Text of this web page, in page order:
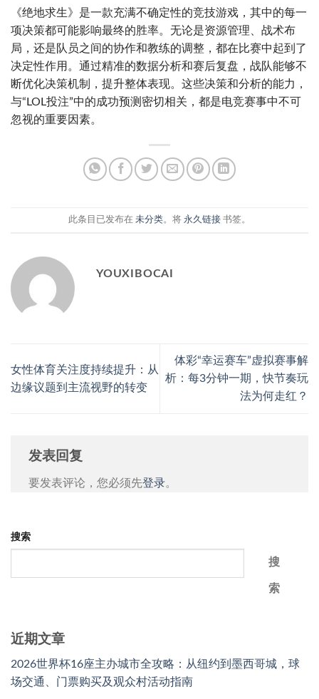
《绝地求生》是一款充满不确定性的竞技游戏，其中的每一
项决策都可能影响最终的胜率。无论是资源管理、战术布
局，还是队员之间的协作和教练的调整，都在比赛中起到了
决定性作用。通过精准的数据分析和赛后复盘，战队能够不
断优化决策机制，提升整体表现。这些决策和分析的能力，
与“LOL投注”中的成功预测密切相关，都是电竞赛事中不可
忽视的重要因素。
此条目已发布在 未分类。将 永久链接 书签。
YOUXIBOCAI
女性体育关注度持续提升：从
边缘议题到主流视野的转变
体彩“幸运赛车”虚拟赛事解
析：每3分钟一期，快节奏玩
法为何走红？
发表回复
要发表评论，您必须先登录。
搜索
搜
索
近期文章
2026世界杯16座主办城市全攻略：从纽约到墨西哥城，球
场交通、门票购买及观众村活动指南